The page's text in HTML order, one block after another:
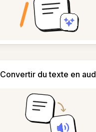
Convertir du texte en